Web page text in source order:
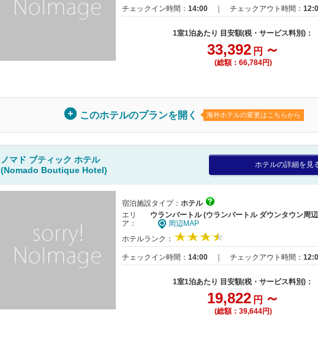
チェックイン時間： 14:00 チェックアウト時間：
1室1泊あたり 目安額(税・サービス料別)：
33,392 円 ～
(総額：66,784円)
このホテルのプランを開く 海外ホテルの変更はこちらから
ノマド ブティック ホテル
(Nomado Boutique Hotel)
ホテルの詳細を見
宿泊施設タイプ： ホテル
エリ
ア：
ウランバートル (ウランバートル ダウンタウン周
周辺MAP
ホテルランク：
チェックイン時間： 14:00 チェックアウト時間：
1室1泊あたり 目安額(税・サービス料別)：
19,822 円 ～
(総額：39,644円)